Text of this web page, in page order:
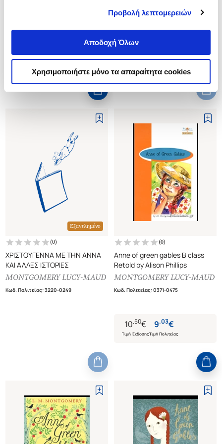
Προβολή λεπτομερειών
Αποδοχή Όλων
Χρησιμοποιήστε μόνο τα απαραίτητα cookies
Τιμή ΈκδοσηςΤιμή Πολιτείας
Κωδ. Πολιτείας
Εξαντλημένο
(0)
ΧΡΙΣΤΟΥΓΕΝΝΑ ΜΕ ΤΗΝ ΑΝΝΑ
ΚΑΙ ΑΛΛΕΣ ΙΣΤΟΡΙΕΣ
MONTGOMERY LUCY-MAUD
Κωδ. Πολιτείας:3220-0249
(0)
Anne of green gables B class
Retold by Alison Phillips
MONTGOMERY LUCY-MAUD
Κωδ. Πολιτείας:0371-0475
10.50€
Τιμή Έκδοσης
9.03€
Τιμή Πολιτείας